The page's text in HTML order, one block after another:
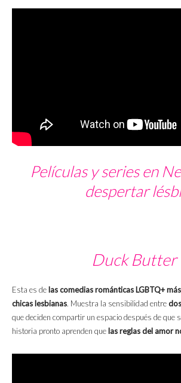
Películas y series en
despertar
Duck Butter
Esta es de las comedias románticas LGBTQ+
chicas lesbianas. Muestra la sensibilidad entre
que deciden compartir un espacio después de que
historia pronto aprenden que las reglas del amor